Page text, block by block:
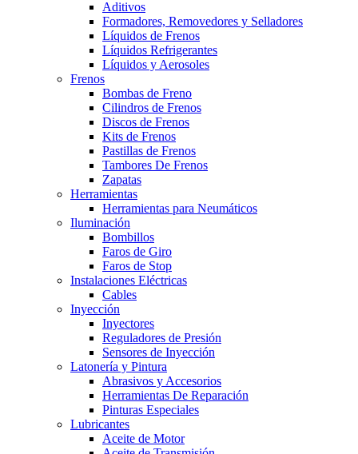
Aditivos
Formadores, Removedores y Selladores
Líquidos de Frenos
Líquidos Refrigerantes
Líquidos y Aerosoles
Frenos
Bombas de Freno
Cilindros de Frenos
Discos de Frenos
Kits de Frenos
Pastillas de Frenos
Tambores De Frenos
Zapatas
Herramientas
Herramientas para Neumáticos
Iluminación
Bombillos
Faros de Giro
Faros de Stop
Instalaciones Eléctricas
Cables
Inyección
Inyectores
Reguladores de Presión
Sensores de Inyección
Latonería y Pintura
Abrasivos y Accesorios
Herramientas De Reparación
Pinturas Especiales
Lubricantes
Aceite de Motor